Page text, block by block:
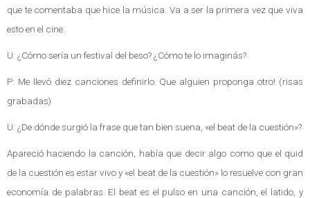
que te comentaba que hice la música. Va a ser la primera vez que viva
esto en el cine.
U: ¿Cómo sería un festival del beso? ¿Cómo te lo imaginás?
P: Me llevó diez canciones definirlo. Que alguien proponga otro! (risas
grabadas)
U: ¿De dónde surgió la frase que tan bien suena, «el beat de la cuestión»?
Apareció haciendo la canción, había que decir algo como que el quid
de la cuestión es estar vivo y «el beat de la cuestión» lo resuelve con gran
economía de palabras. El beat es el pulso en una canción, el latido, y